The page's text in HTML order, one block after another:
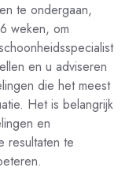
te ondergaan,
weken, om
en u adviseren
die het meest
Het is belangrijk
en
resultaten te